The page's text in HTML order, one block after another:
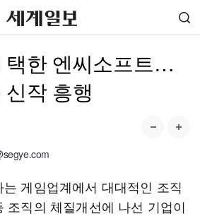
택한 엔씨소프트…
작 흥행
게임업계에서 대대적인 조직
조직의 체질개선에 나선 기업이